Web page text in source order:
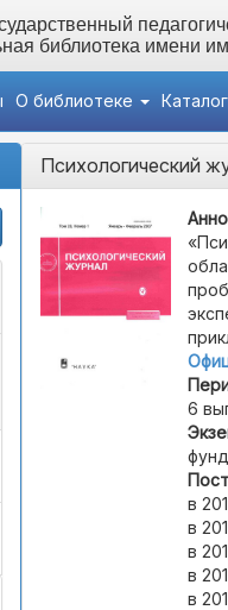
библиотека имени
О библиотеке
Психологический
6
в
в
в
в
в